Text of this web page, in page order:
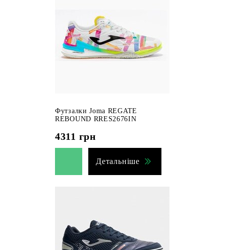
Футзалки Joma REGATE
REBOUND RRES2676IN
4311 грн
Детальніше